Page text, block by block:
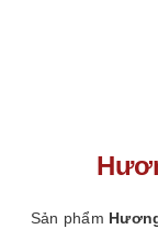
Sản phẩm